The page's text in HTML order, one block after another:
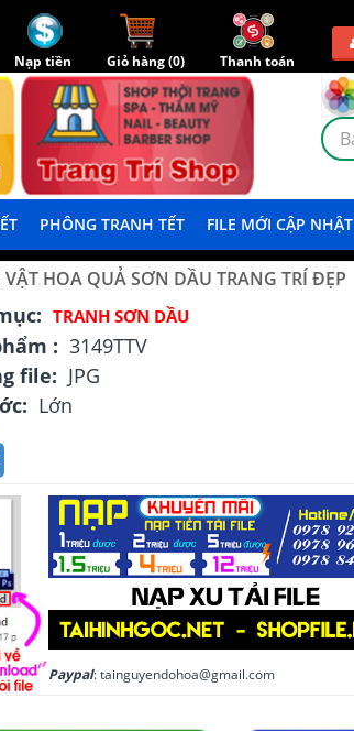
Nạp tiền Giỏ hàng (0) Thanh toán
PHÔNG TRANH TẾT FILE MỚI CẬP NHẬT
HOA QUẢ SƠN DẦU TRANG TRÍ ĐẸP
TRANH SƠN DẦU
: 3149TTV
file: JPG
Lớn
Paypal: tainguyendohoa@gmail.com